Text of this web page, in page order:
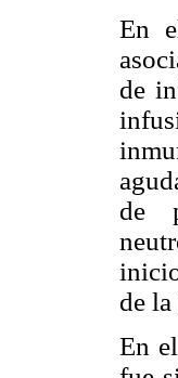
En
de
de
de
En